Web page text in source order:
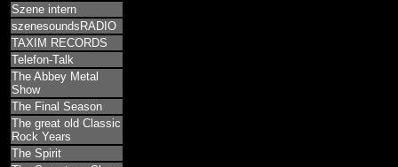
Szene intern
szenesoundsRADIO
TAXIM RECORDS
Telefon-Talk
The Abbey Metal
Show
The Final Season
The great old Classic
Rock Years
The Spirit